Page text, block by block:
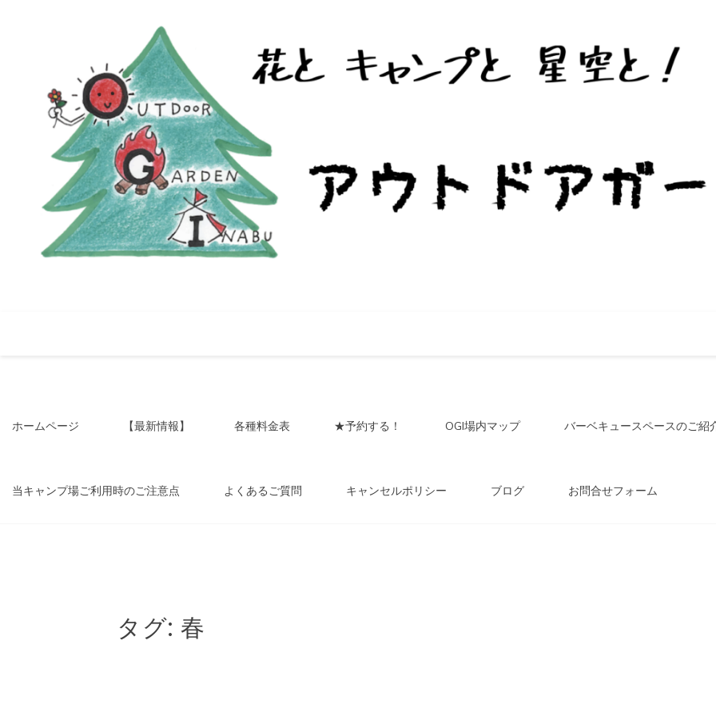
アウトドア
ンいなぶ –
豊田市稲武
ホームページ 【最新情報】 各種料金表 ★予約する！ OGI場内マップ バーベキュースペースのご紹
当キャンプ場ご利用時のご注意点 よくあるご質問 キャンセルポリシー ブログ お問合せフォーム
タグ: 春